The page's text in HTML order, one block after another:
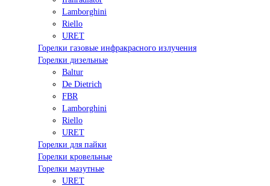
Lamborghini
Riello
URET
Горелки газовые инфракрасного излучения
Горелки дизельные
Baltur
De Dietrich
FBR
Lamborghini
Riello
URET
Горелки для пайки
Горелки кровельные
Горелки мазутные
URET